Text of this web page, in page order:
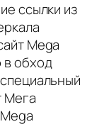
ссылки из
Mega
в обход
Мега